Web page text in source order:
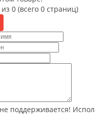
0 (всего 0 страниц)
поддерживается!